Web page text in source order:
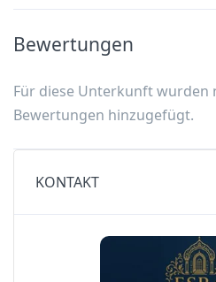
Bewertungen
Für diese Unterkunft wurden
Bewertungen hinzugefügt.
KONTAKT